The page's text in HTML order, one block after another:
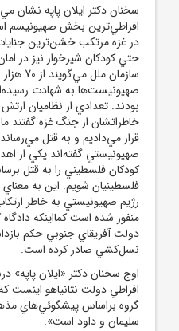
سخنان دکتر ايلان پاپه نشان
افراطي‌ترين بخش
در غزه مرتکب خشن‌ترين
حتي کودکان شيرخوار نيز در
سازمان
بودند. تعدادي از نظاميان
خاطراتشان از جنگ غزه گفتند
قرار مي‌داديم و به قتل
صهيونيستي گفته‌اند يکي از
کودکان فلسطيني را به قتل
فلسطينيان شويم. اين به
رژيم صهيونيستي به خاطر
منفور شده است کمااينکه
دولت آفريقاي جنوبي حکم
نسل‌کشي صادر کرده است.
اوج سخنان دکتر «ايلان پاپه»
افراطي دولت نتانياهو
گروه براساس پيشگوئي‌هاي
سليمان و داود است».